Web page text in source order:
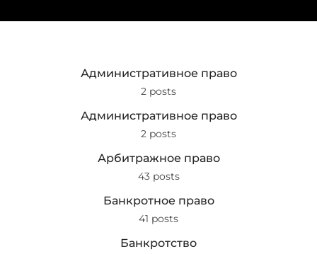
Административное право
2 posts
Административное право
2 posts
Арбитражное право
43 posts
Банкротное право
41 posts
Банкротство